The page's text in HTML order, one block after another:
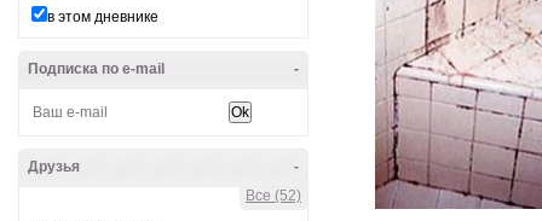
в этом дневнике
-
Подписка по e-mail
-
Друзья
Все (52)